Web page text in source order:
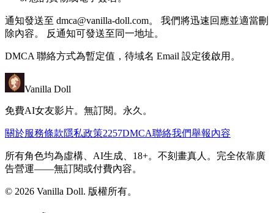
通知發送至 dmca@vanilla-doll.com。 我們將迅速回應並適當刪
除內容。 反通知可發送至同一地址。
DMCA 聯絡方式為暫定值，待域名 Email 設定後啟用。
Vanilla Doll
免費AI女友影片。無訂閱。永久。
關於服務條款隱私政策2257DMCA聯絡我們舉報內容
所有角色均為虛構、AI生成、18+。不刻畫真人。完全依靠廣
告營運——無訂閱或付費內容。
© 2026 Vanilla Doll. 版權所有。